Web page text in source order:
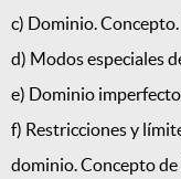
c) Dominio.
d) Modos especiales
e) Dominio
f) Restricciones y
dominio. Concepto